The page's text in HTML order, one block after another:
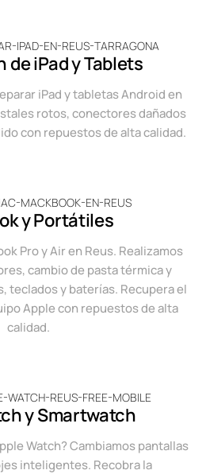
de iPad y Tablets
iPad y tabletas Android en
rotos, conectores dañados
con repuestos de alta calidad.
y Portátiles
Pro y Air en Reus. Realizamos
cambio de pasta térmica y
teclados y baterías. Recupera el
Apple con repuestos de alta
calidad.
y Smartwatch
Watch? Cambiamos pantallas
inteligentes. Recobra la